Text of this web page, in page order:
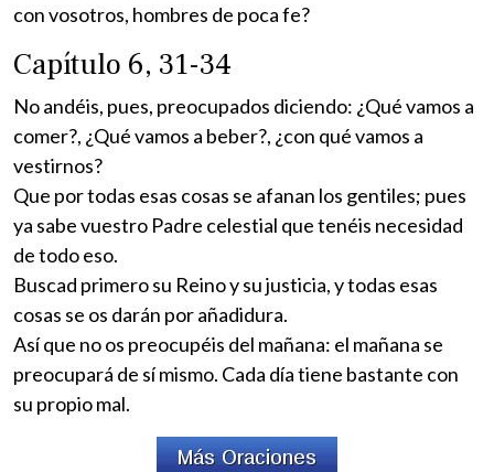
con vosotros, hombres de poca fe?
Capítulo 6, 31-34
No andéis, pues, preocupados diciendo: ¿Qué vamos a
comer?, ¿Qué vamos a beber?, ¿con qué vamos a
vestirnos?
Que por todas esas cosas se afanan los gentiles; pues
ya sabe vuestro Padre celestial que tenéis necesidad
de todo eso.
Buscad primero su Reino y su justicia, y todas esas
cosas se os darán por añadidura.
Así que no os preocupéis del mañana: el mañana se
preocupará de sí mismo. Cada día tiene bastante con
su propio mal.